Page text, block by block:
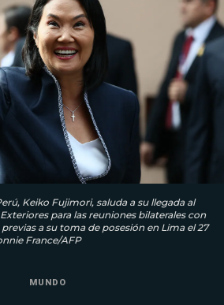
Keiko Fujimori, saluda a su llegada al
para las reuniones bilaterales con
a su toma de posesión en Lima el 27
France/AFP
MUNDO